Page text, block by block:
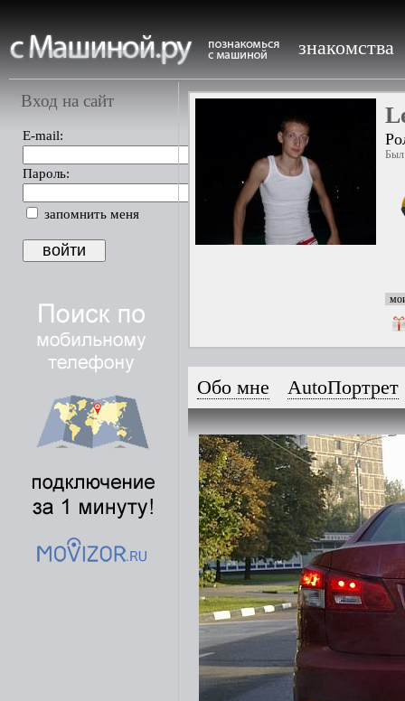
знакомства
Вход на сайт
E-mail:
Пароль:
запомнить меня
Был
Обо мне AutoПортрет